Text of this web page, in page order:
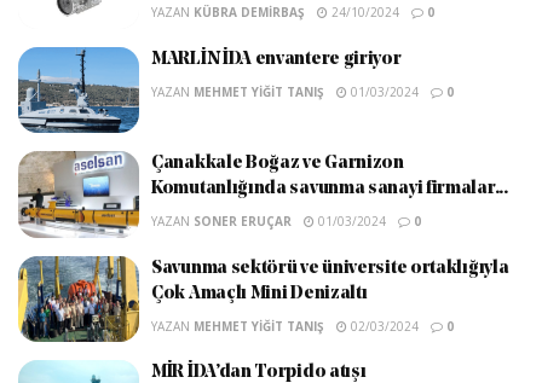
YAZAN KÜBRA DEMIRBAŞ 24/10/2024 0
MARLİN İDA envantere giriyor
YAZAN MEHMET YIĞIT TANIŞ 01/03/2024 0
Çanakkale Boğaz ve Garnizon
Komutanlığında savunma sanayi firmalar...
YAZAN SONER ERUÇAR 01/03/2024 0
Savunma sektörü ve üniversite ortaklığıyla
Çok Amaçlı Mini Denizaltı
YAZAN MEHMET YIĞIT TANIŞ 02/03/2024 0
MİR İDA’dan Torpido atışı